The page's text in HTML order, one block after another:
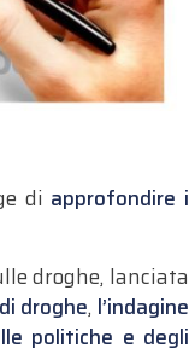
di approfondire i
droghe, lanciata
droghe, l’indagine
politiche e degli